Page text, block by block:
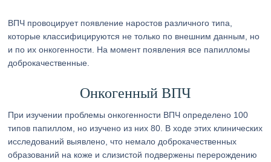
ВПЧ провоцирует появление наростов различного типа,
которые классифицируются не только по внешним данным, но
и по их онкогенности. На момент появления все папилломы
доброкачественные.
Онкогенный ВПЧ
При изучении проблемы онкогенности ВПЧ определено 100
типов папиллом, но изучено из них 80. В ходе этих клинических
исследований выявлено, что немало доброкачественных
образований на коже и слизистой подвержены перерождению